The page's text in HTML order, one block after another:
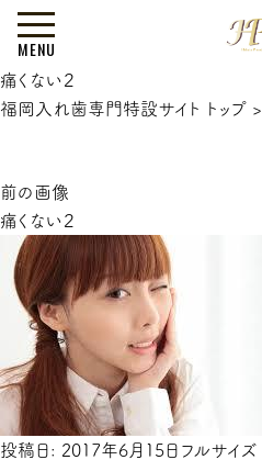
MENU
痛くない２
福岡入れ歯専門特設サイト トップ >
前の画像
痛くない２
投稿日: 2017年6月15日 フルサイズ